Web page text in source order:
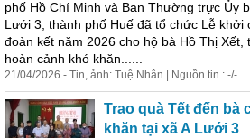
phố Hồ Chí Minh và Ban Thường trực Ủy b
Lưới 3, thành phố Huế đã tổ chức Lễ khởi
đoàn kết năm 2026 cho hộ bà Hồ Thị Xết,
hoàn cảnh khó khăn......
21/04/2026 - Tin, ảnh: Tuệ Nhân | Nguồn tin : -/-
Trao quà Tết đến bà
khăn tại xã A Lưới 3